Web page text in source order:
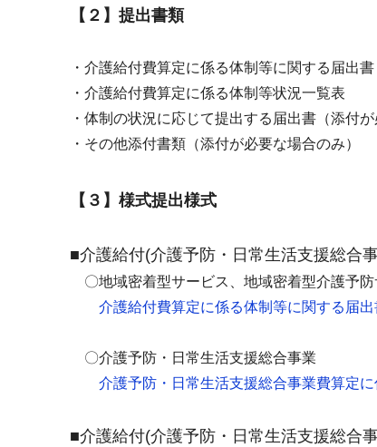
【２】提出書類
・介護給付費算定に係る体制等に関する届出書
・介護給付費算定に係る体制等状況一覧表
・体制の状況に応じて提出する届出書（添付が
・その他添付書類（添付が必要な場合のみ）
【３】様式提出様式
■介護給付(介護予防・日常生活支援総合
〇地域密着型サービス、地域密着型介護予
介護給付費算定に係る体制等に関する届
〇介護予防・日常生活支援総合事業
介護予防・日常生活支援総合事業費算定
■介護給付(介護予防・日常生活支援総合